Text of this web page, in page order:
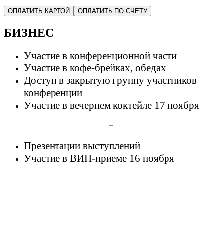
ОПЛАТИТЬ КАРТОЙ ОПЛАТИТЬ ПО СЧЕТУ
БИЗНЕС
Участие в конференционной части
Участие в кофе-брейках, обедах
Доступ в закрытую группу участников
конференции
Участие в вечернем коктейле 17 ноября
+
Презентации выступлений
Участие в ВИП-приеме 16 ноября